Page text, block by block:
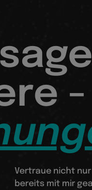
Vertraue nicht
bereits mit mir